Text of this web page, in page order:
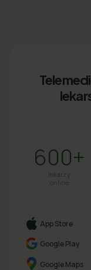
600+
lekarzy
online
App Store
Google Play
Google Maps